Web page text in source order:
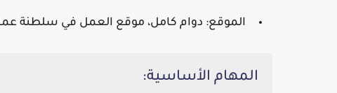
الموقع: دوام كامل، موقع العمل في سلطنة
المهام الأساسية: